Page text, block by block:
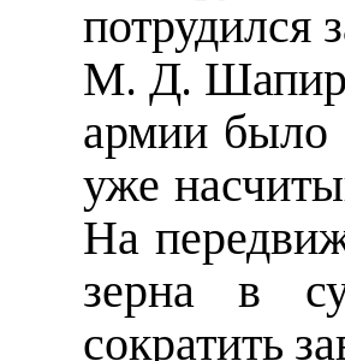
потрудился
М. Д.
армии было
уже
На
зерна в
сократить